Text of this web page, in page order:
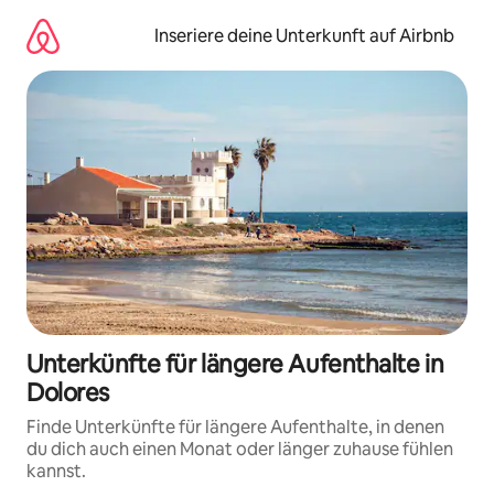
Inhalten
springen
Inseriere deine Unterkunft auf Airbnb
Unterkünfte für längere Aufenthalte in
Dolores
Finde Unterkünfte für längere Aufenthalte, in denen
du dich auch einen Monat oder länger zuhause fühlen
kannst.